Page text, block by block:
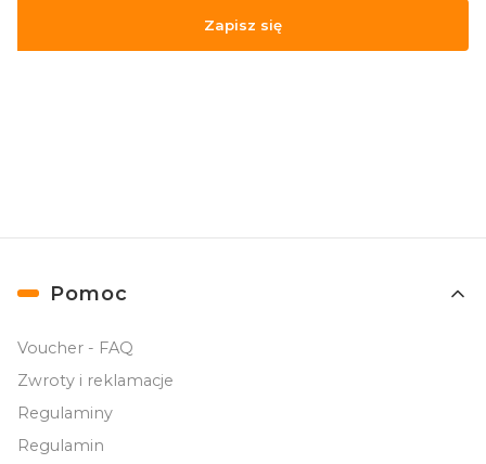
Zapisz się
Linki w stopce
Pomoc
Voucher - FAQ
Zwroty i reklamacje
Regulaminy
Regulamin